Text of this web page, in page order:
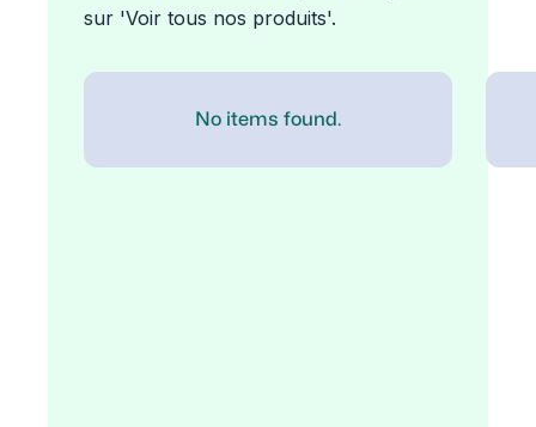
sur 'Voir tous nos produits'.
No items found.